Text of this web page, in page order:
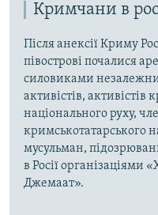
Кримчани в
Після анексії Криму
півострові почалися
силовиками
активістів, активістів
національного руху,
кримськотатарського
мусульман,
в Росії організаціями
Джемаат».